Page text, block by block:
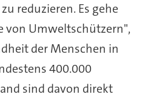
reduzieren. Es gehe
von Umweltschützern",
der Menschen in
400.000
sind davon direkt